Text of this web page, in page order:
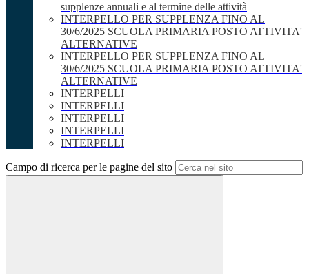
supplenze annuali e al termine delle attività
INTERPELLO PER SUPPLENZA FINO AL
30/6/2025 SCUOLA PRIMARIA POSTO ATTIVITA'
ALTERNATIVE
INTERPELLO PER SUPPLENZA FINO AL
30/6/2025 SCUOLA PRIMARIA POSTO ATTIVITA'
ALTERNATIVE
INTERPELLI
INTERPELLI
INTERPELLI
INTERPELLI
INTERPELLI
Campo di ricerca per le pagine del sito